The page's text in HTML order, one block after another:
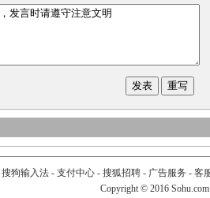
搜狗输入法- 支付中心- 搜狐招聘- 广告服务 - 客
Copyright © 2016